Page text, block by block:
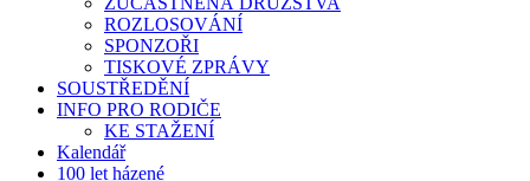
ROZLOSOVÁNÍ
SPONZOŘI
TISKOVÉ ZPRÁVY
SOUSTŘEDĚNÍ
INFO PRO RODIČE
KE STAŽENÍ
Kalendář
100 let házené